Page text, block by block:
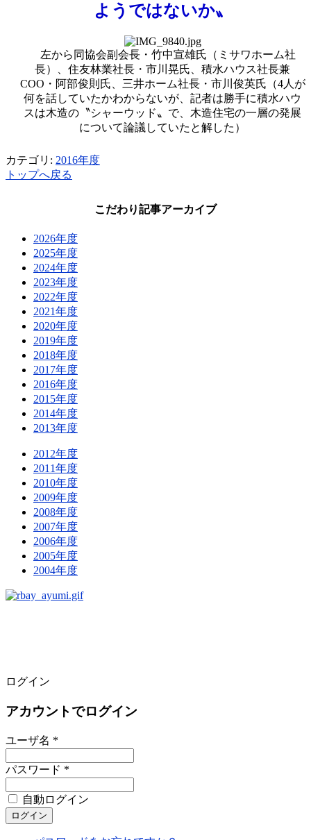
ようではないか〟
左から同協会副会長・竹中宣雄氏（ミサワホーム社
長）、住友林業社長・市川晃氏、積水ハウス社長兼
COO・阿部俊則氏、三井ホーム社長・市川俊英氏（4人が
何を話していたかわからないが、記者は勝手に積水ハウ
スは木造の〝シャーウッド〟で、木造住宅の一層の発展
について論議していたと解した）
カテゴリ: 2016年度
トップへ戻る
こだわり記事アーカイブ
2026年度
2025年度
2024年度
2023年度
2022年度
2021年度
2020年度
2019年度
2018年度
2017年度
2016年度
2015年度
2014年度
2013年度
2012年度
2011年度
2010年度
2009年度
2008年度
2007年度
2006年度
2005年度
2004年度
ログイン
アカウントでログイン
ユーザ名 *
パスワード *
自動ログイン